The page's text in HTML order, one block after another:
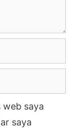
web saya
saya